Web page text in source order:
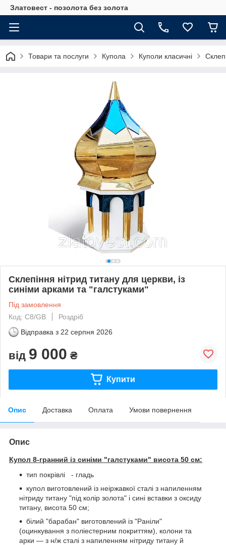
Златовест - позолота без золота
Товари та послуги Купола Куполи класичні
Склепіння нітрид титану для церкви, із
синіми арками та "галстуками"
Під замовлення
Код: C8/GB
Роздріб
Відправка з 22 серпня 2026
від 9 000 ₴
Купити
Опис Доставка Оплата Умови повернення
Опис
Купол 8-гранний із синіми "галстуками" висота 50 см:
тип покрівлі - гладь
купол виготовлений із неіржавкої сталі з напиленням
нітриду титану "під колір золота" і сині вставки з оксиду
титану, висота 50 см;
білий "барабан" виготовлений із "Раніли"
(оцинкування з поліестерним покриттям), колони та
арки — з н/ж сталі з напиленням нітриду титану й